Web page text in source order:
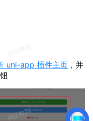
uni-app 插件主页 ，并